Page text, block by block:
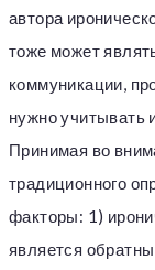
автора
тоже может
коммуникации,
нужно учитывать
Принимая во
традиционного
факторы: 1)
является